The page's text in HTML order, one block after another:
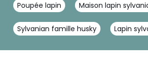
Poupée lapin Maison lapin
Sylvanian famille husky Lapin